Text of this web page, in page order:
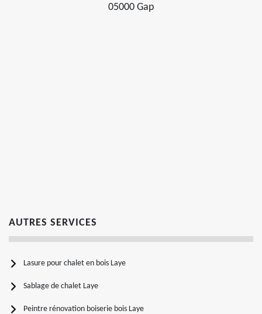
05000 Gap
AUTRES SERVICES
Lasure pour chalet en bois Laye
Sablage de chalet Laye
Peintre rénovation boiserie bois Laye